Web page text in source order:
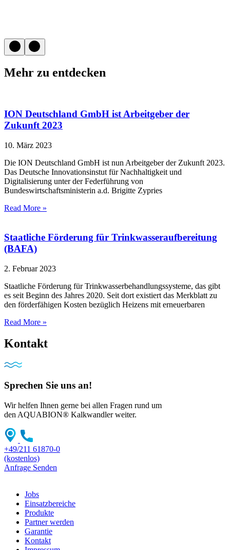
Mehr zu entdecken
ION Deutschland GmbH ist Arbeitgeber der
Zukunft 2023
10. März 2023
Die ION Deutschland GmbH ist nun Arbeitgeber der Zukunft 2023.
Das Deutsche Innovationsinstut für Nachhaltigkeit und
Digitalisierung unter der Federführung von
Bundeswirtschaftsministerin a.d. Brigitte Zypries
Read More »
Staatliche Förderung für Trinkwasseraufbereitung
(BAFA)
2. Februar 2023
Staatliche Förderung für Trinkwasserbehandlungssysteme, das gibt
es seit Beginn des Jahres 2020. Seit dort existiert das Merkblatt zu
den förderfähigen Kosten bezüglich Heizens mit erneuerbaren
Read More »
Kontakt
Sprechen Sie uns an!
Wir helfen Ihnen gerne bei allen Fragen rund um
den AQUABION® Kalkwandler weiter.
+49/211 61870-0
(kostenlos)
Anfrage Senden
Jobs
Einsatzbereiche
Produkte
Partner werden
Garantie
Kontakt